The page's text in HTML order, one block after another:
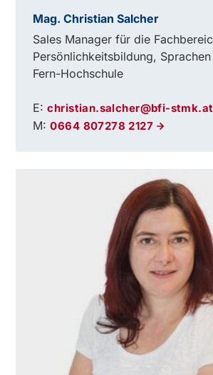
Mag. Christian Salcher
Sales Manager für die
Persönlichkeitsbildung,
Fern-Hochschule
E:christian.salcher@bfi-stmk.at
M:0664 807278 2127